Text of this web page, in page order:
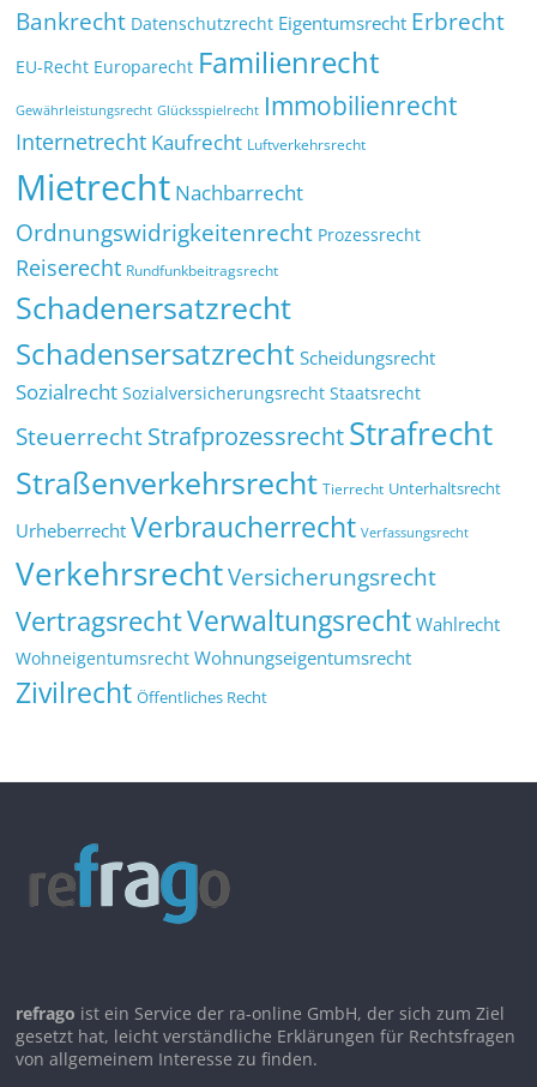
Bankrecht Datenschutzrecht Eigentumsrecht Erbrecht
EU-Recht Europarecht Familienrecht
Gewährleistungsrecht Glücksspielrecht Immobilienrecht
Internetrecht Kaufrecht Luftverkehrsrecht
Mietrecht Nachbarrecht
Ordnungswidrigkeitenrecht Prozessrecht
Reiserecht Rundfunkbeitragsrecht
Schadenersatzrecht
Schadensersatzrecht Scheidungsrecht
Sozialrecht Sozialversicherungsrecht Staatsrecht
SteuerrechtStrafprozessrechtStrafrecht
Straßenverkehrsrecht Tierrecht Unterhaltsrecht
Urheberrecht Verbraucherrecht Verfassungsrecht
VerkehrsrechtVersicherungsrecht
VertragsrechtVerwaltungsrecht Wahlrecht
Wohneigentumsrecht Wohnungseigentumsrecht
Zivilrecht Öffentliches Recht
refrago ist ein Service der ra-online GmbH, der sich zum Ziel
gesetzt hat, leicht verständliche Erklärungen für Rechtsfragen
von allgemeinem Interesse zu finden.